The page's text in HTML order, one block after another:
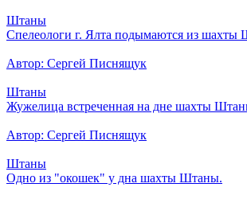
Штаны
Спелеологи г. Ялта подымаются из шахты
Автор: Сергей Писнящук
Штаны
Жужелица встреченная на дне шахты
Автор: Сергей Писнящук
Штаны
Одно из "окошек" у дна шахты Штаны.